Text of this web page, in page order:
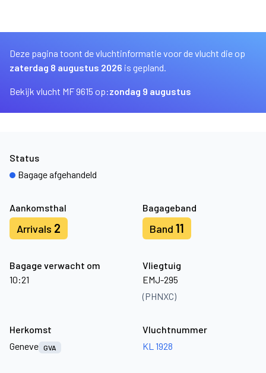
Deze pagina toont de vluchtinformatie voor de vlucht die op
zaterdag 8 augustus 2026 is gepland.
Bekijk vlucht MF 9615 op:zondag 9 augustus
Aankomsthal
Arrivals 2
Bagageband
Band 11
Bagage verwacht om
10:21
Vliegtuig
EMJ-295
(PHNXC)
Status
Bagage afgehandeld
Herkomst
Geneve GVA
Vluchtnummer
KL 1928